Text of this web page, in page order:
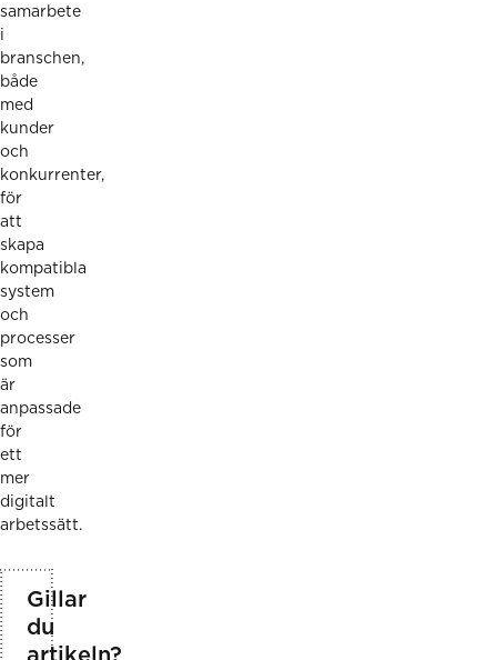
samarbete
i
branschen,
både
med
kunder
och
konkurrenter,
för
att
skapa
kompatibla
system
och
processer
som
är
anpassade
för
ett
mer
digitalt
arbetssätt.
Gillar
du